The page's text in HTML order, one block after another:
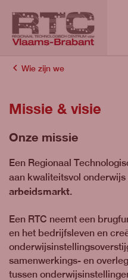
Wie zijn we
Missie & visie
Onze missie
Een Regionaal
aan kwaliteitsvol onderwijs
arbeidsmarkt.
Een RTC neemt een
en het bedrijfsleven en
samenwerkings- en
tussen